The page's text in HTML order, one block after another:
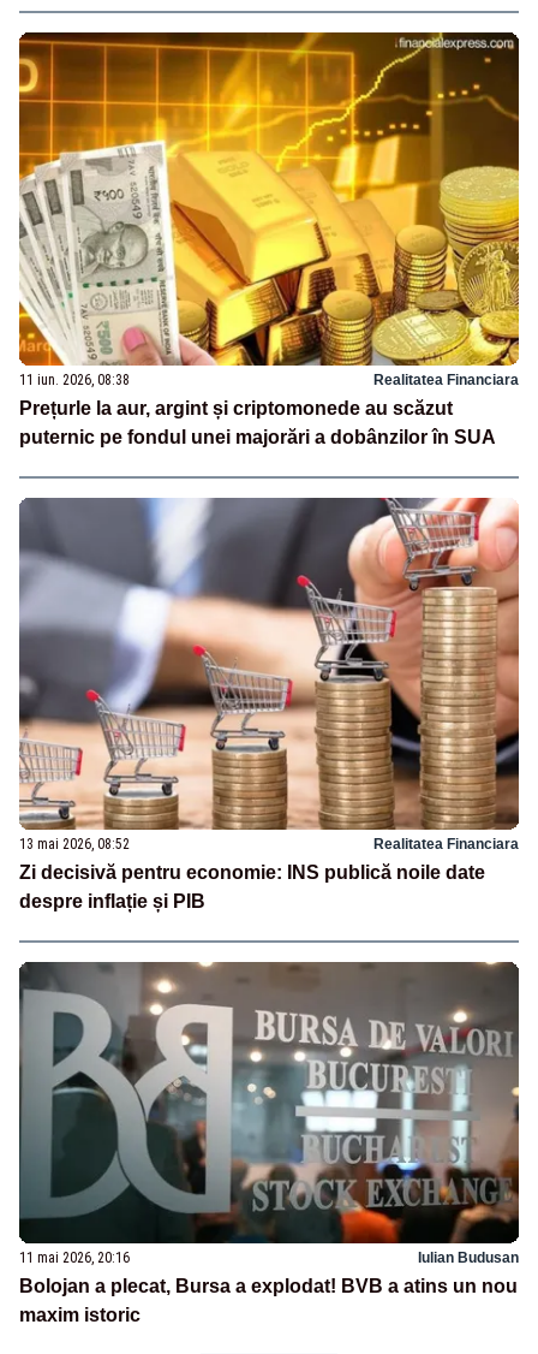
11 iun. 2026, 08:38 Realitatea Financiara
Prețurle la aur, argint și criptomonede au scăzut
puternic pe fondul unei majorări a dobânzilor în SUA
13 mai 2026, 08:52 Realitatea Financiara
Zi decisivă pentru economie: INS publică noile date
despre inflație și PIB
11 mai 2026, 20:16 Iulian Budusan
Bolojan a plecat, Bursa a explodat! BVB a atins un nou
maxim istoric